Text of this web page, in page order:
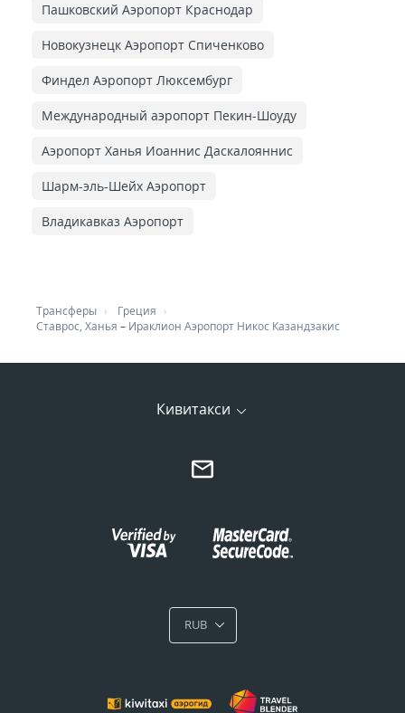
Пашковский Аэропорт Краснодар
Новокузнецк Аэропорт Спиченково
Финдел Аэропорт Люксембург
Международный аэропорт Пекин-Шоуду
Аэропорт Ханья Иоаннис Даскалояннис
Шарм-эль-Шейх Аэропорт
Владикавказ Аэропорт
Трансферы
Греция
Ставрос, Ханья – Ираклион Аэропорт Никос Казандзакис
Кивитакси
RUB